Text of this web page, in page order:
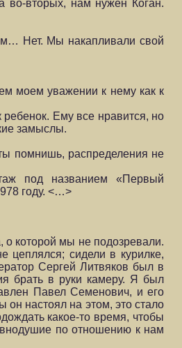
во-вторых, нам нужен Коган.
Нет. Мы накапливали свой
моем уважении к нему как к
Ему все нравится, но
замыслы.
помнишь, распределения не
под названием «Первый
году. <…>
которой мы не подозревали.
цеплялся; сидели в курилке,
Сергей Литвяков был в
брать в руки камеру. Я был
Павел Семенович, и его
настоял на этом, это стало
какое-то время, чтобы
по отношению к нам